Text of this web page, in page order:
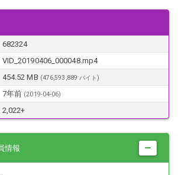
682324
VID_20190406_000048.mp4
454.52 MB (476,593,889 バイト)
7年前 (2019-04-06)
2,022+
情報